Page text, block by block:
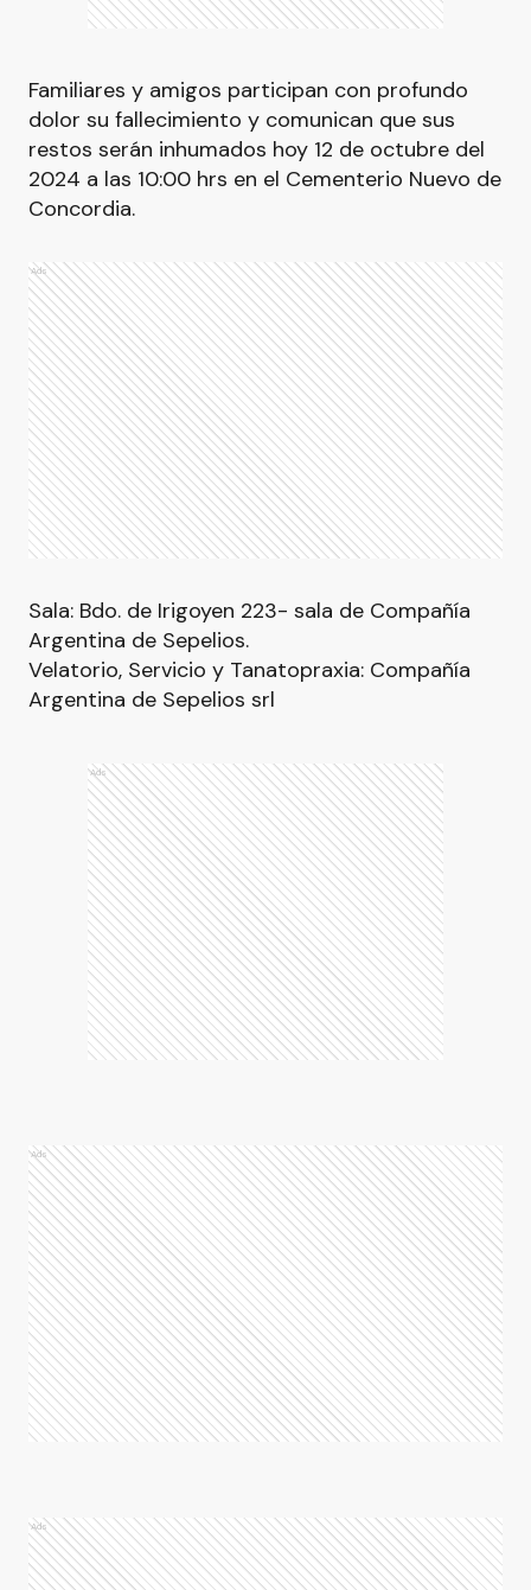
Familiares y amigos participan con profundo
dolor su fallecimiento y comunican que sus
restos serán inhumados hoy 12 de octubre del
2024 a las 10:00 hrs en el Cementerio Nuevo de
Concordia.
Ads
Sala: Bdo. de Irigoyen 223- sala de Compañía
Argentina de Sepelios.
Velatorio, Servicio y Tanatopraxia: Compañía
Argentina de Sepelios srl
Ads
Ads
Ads